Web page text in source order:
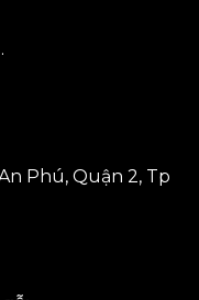
Phú, Quận 2, Tp